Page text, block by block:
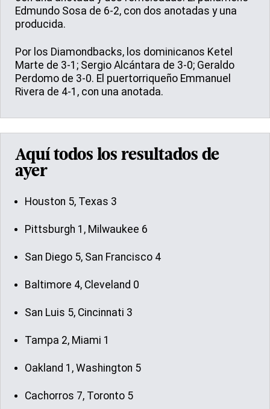
Edmundo Sosa de 6-2, con dos anotadas y una
producida.
Por los Diamondbacks, los dominicanos Ketel
Marte de 3-1; Sergio Alcántara de 3-0; Geraldo
Perdomo de 3-0. El puertorriqueño Emmanuel
Rivera de 4-1, con una anotada.
Aquí todos los resultados de
ayer
Houston 5, Texas 3
Pittsburgh 1, Milwaukee 6
San Diego 5, San Francisco 4
Baltimore 4, Cleveland 0
San Luis 5, Cincinnati 3
Tampa 2, Miami 1
Oakland 1, Washington 5
Cachorros 7, Toronto 5